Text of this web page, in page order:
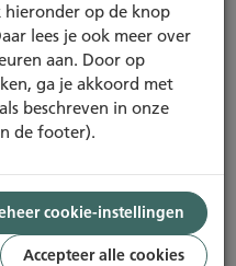
vraagt om
steeds meer regie
op de knop
lees je ook meer over
aan. Door op
ga je akkoord met
beschreven in onze
de footer).
cookie-instellingen
Accepteer alle cookies